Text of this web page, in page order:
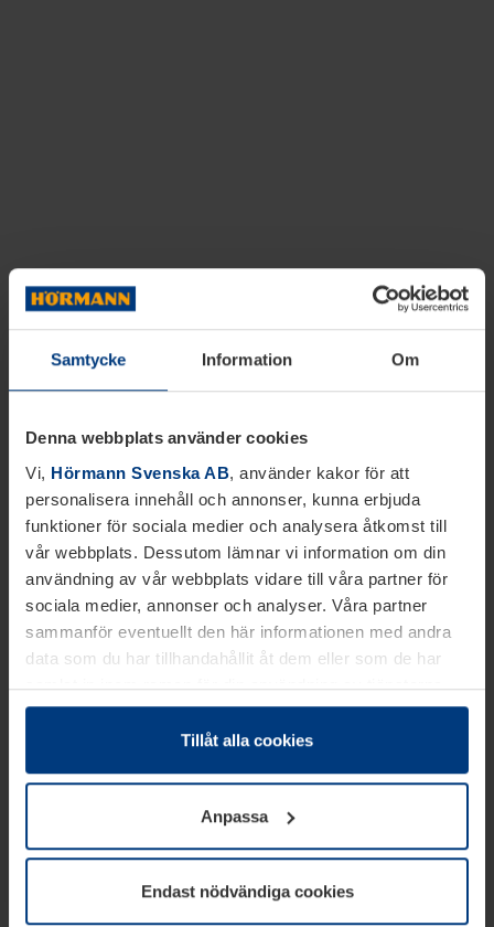
Samtycke Information Om
Denna webbplats använder cookies
Vi, Hörmann Svenska AB, använder kakor för att
personalisera innehåll och annonser, kunna erbjuda
funktioner för sociala medier och analysera åtkomst till
vår webbplats. Dessutom lämnar vi information om din
användning av vår webbplats vidare till våra partner för
sociala medier, annonser och analyser. Våra partner
sammanför eventuellt den här informationen med andra
data som du har tillhandahållit åt dem eller som de har
samlat in inom ramen för din användning av tjänsterna.
Juridiskt kan vi lagra kakor på din enhet, om de är
absolut nödvändiga för driften av den här webbplatsen.
godkännande kan du när som helst ändra eller återkalla i
informationen om kakor underDataskyddsförklaring
vår webbplats.
Tillåt alla cookies
Anpassa
Endast nödvändiga cookies